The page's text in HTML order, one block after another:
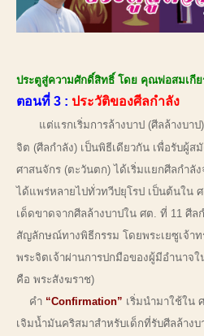
ประตูสู่ความศักดิ์สิทธิ์ โดย คุณพ่อสมเกี
ตอนที่ 3 : ประวัติของศีลกำลัง
แต่แรกเริ่มการล้างบาป (ศีลล้างบา
จิต (ศีลกำลัง) เป็นพิธีเดียวกัน เพื่อรับผู้ส
ศาสนจักร (ตะวันตก) ได้เริ่มแยกศีลกำลั
ได้แพร่หลายไปทั่วทวีปยุโรป เป็นต้นใน
เด็ดขาดจากศีลล้างบาปใน ศต. ที่ 11 ศีลก
สัญลักษณ์ทางพิธีกรรม โดยพระเยซูเจ้าท
พระจิตเจ้าผ่านการปกมือของผู้มีอำนาจ
คือ พระสังฆราช)
คำ “Confirmation” เริ่มนำมาใช้ใน
เจิมน้ำมันคริสมาสำหรับเด็กที่รับศีลล้าง